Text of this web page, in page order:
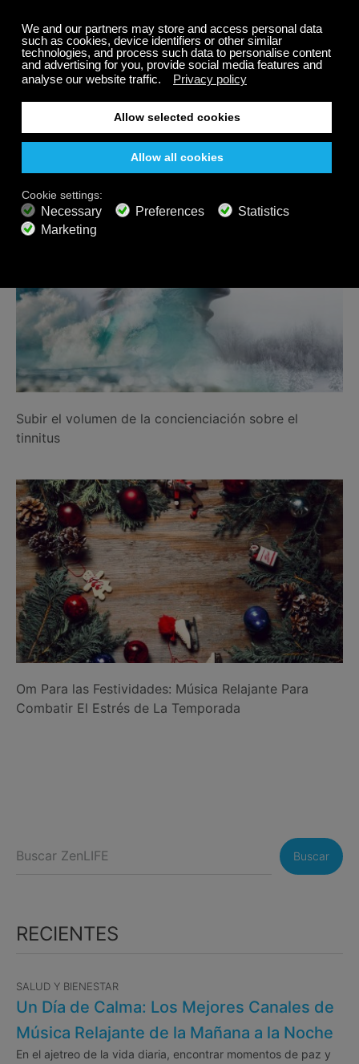
Subir el volumen de la concienciación sobre el
tinnitus
Om Para las Festividades: Música Relajante Para
Combatir El Estrés de La Temporada
Buscar
RECIENTES
SALUD Y BIENESTAR
Un Día de Calma: Los Mejores Canales de
Música Relajante de la Mañana a la Noche
En el ajetreo de la vida diaria, encontrar momentos de paz y